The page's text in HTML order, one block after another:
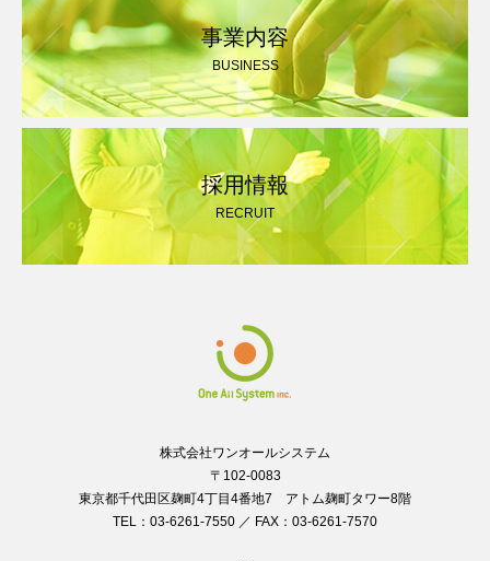
事業内容
BUSINESS
採用情報
RECRUIT
株式会社ワンオールシステム
〒102-0083
東京都千代田区麹町4丁目4番地7 アトム麹町タワー8階
TEL：03-6261-7550 ／ FAX：03-6261-7570